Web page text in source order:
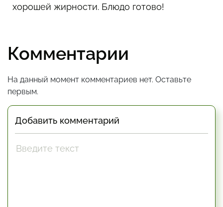
хорошей жирности. Блюдо готово!
Комментарии
На данный момент комментариев нет. Оставьте
первым.
Добавить комментарий